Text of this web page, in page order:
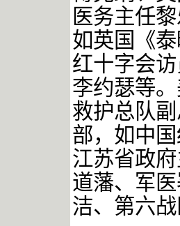
医务主任
如英国《
红十字会
李约瑟等
救护总队
部，如中
江苏省政
道藩、军
洁、第六